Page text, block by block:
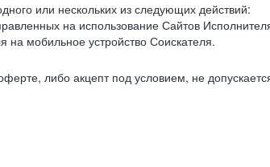
или нескольких из следующих действий:
на использование Сайтов
мобильное устройство Соискателя.
либо акцепт под условием, не